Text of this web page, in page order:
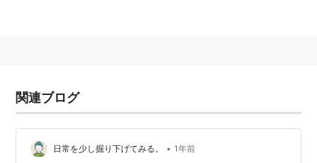
関連ブログ
日常を少し掘り下げてみる。 • 1年前